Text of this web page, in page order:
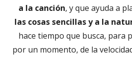
a la canción, y que ayuda a
las cosas sencillas y a la
hace tiempo que busca, para
por un momento, de la